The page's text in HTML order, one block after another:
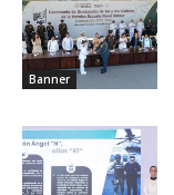
Banner